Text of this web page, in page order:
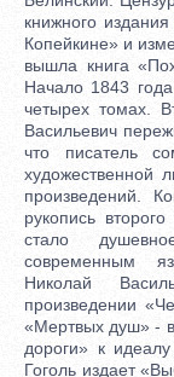
книжного
Копейкине» и
вышла книга
Начало 1843
четырех томах.
Васильевич
что писатель
художественной
произведений.
рукопись
стало
современным
Николай
произведении
«Мертвых душ» -
дороги» к
Гоголь издает